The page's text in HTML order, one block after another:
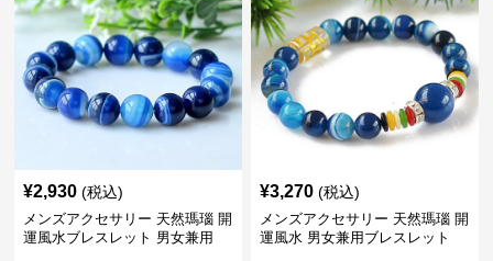
¥2,930 (税込)
メンズアクセサリー 天然瑪瑙 開
運風水ブレスレット 男女兼用
¥3,270 (税込)
メンズアクセサリー 天然瑪瑙 開
運風水 男女兼用ブレスレット